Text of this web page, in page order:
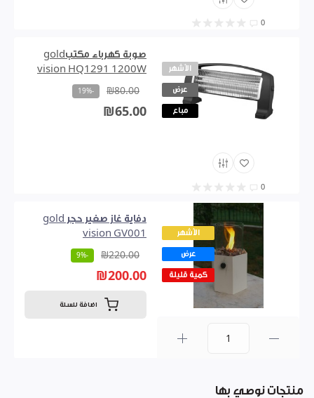
0
الأشهر
عرض
مباع
0
صوبة كهرباء مكتبgold
vision HQ1291 1200W
₪80.00
-19%
₪65.00
الأشهر
عرض
كمية قليلة
دفاية غاز صغير حجر gold
vision GV001
₪220.00
-9%
₪200.00
اضافة للسلة
منتجات نوصي بها